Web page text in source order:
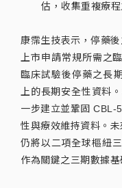
估，收集重複療
康霈生技表示，停藥
上市申請常規所需之
臨床試驗後停藥之長
上的長期安全性資料
一步建立並鞏固 CBL-
性與療效維持資料。
仍將以二項全球樞紐
作為關鍵之三期數據基